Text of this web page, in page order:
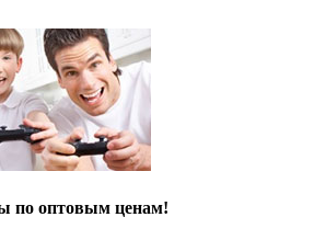
по оптовым ценам!